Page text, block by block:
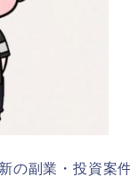
の副業・投資案